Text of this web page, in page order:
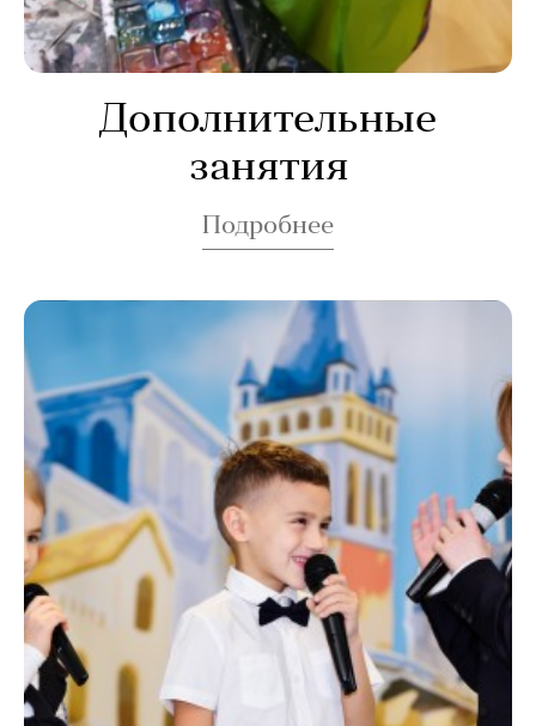
Дополнительные
занятия
Подробнее